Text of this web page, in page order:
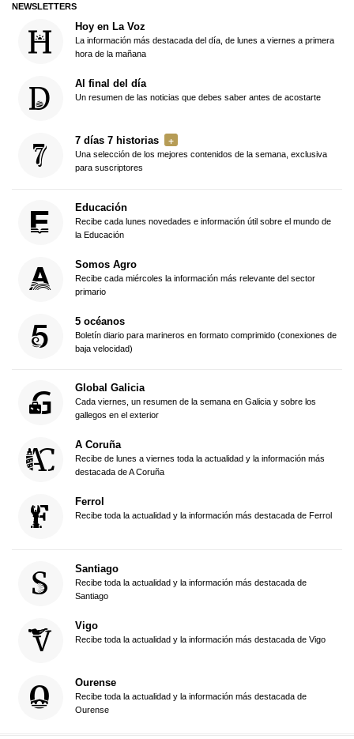
NEWSLETTERS
Hoy en La Voz
La información más destacada del día, de lunes a viernes a primera
hora de la mañana
Al final del día
Un resumen de las noticias que debes saber antes de acostarte
7 días 7 historias
Una selección de los mejores contenidos de la semana, exclusiva
para suscriptores
Educación
Recibe cada lunes novedades e información útil sobre el mundo de
la Educación
Somos Agro
Recibe cada miércoles la información más relevante del sector
primario
5 océanos
Boletín diario para marineros en formato comprimido (conexiones de
baja velocidad)
Global Galicia
Cada viernes, un resumen de la semana en Galicia y sobre los
gallegos en el exterior
A Coruña
Recibe de lunes a viernes toda la actualidad y la información más
destacada de A Coruña
Ferrol
Recibe toda la actualidad y la información más destacada de Ferrol
Santiago
Recibe toda la actualidad y la información más destacada de
Santiago
Vigo
Recibe toda la actualidad y la información más destacada de Vigo
Ourense
Recibe toda la actualidad y la información más destacada de
Ourense